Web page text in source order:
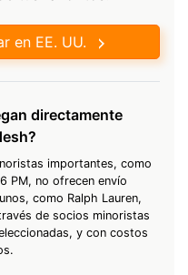
en EE. UU.
directamente
importantes, como
PM, no ofrecen envío
como Ralph Lauren,
de socios minoristas
y con costos